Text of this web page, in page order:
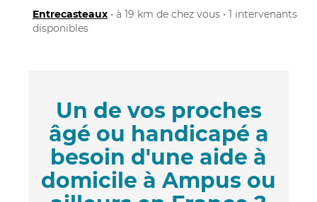
Entrecasteaux • à 19 km de chez vous • 1 intervenants
disponibles
Un de vos proches
âgé ou handicapé a
besoin d'une aide à
domicile à Ampus ou